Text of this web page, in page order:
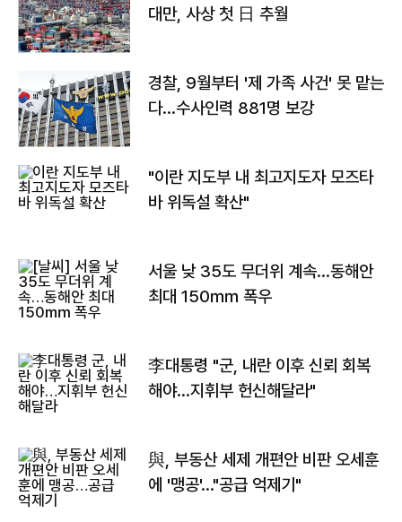
대만, 사상 첫 日 추월
경찰, 9월부터 '제 가족 사건' 못 맡는
다…수사인력 881명 보강
"이란 지도부 내 최고지도자 모즈타
바 위독설 확산"
서울 낮 35도 무더위 계속…동해안
최대 150㎜ 폭우
李대통령 "군, 내란 이후 신뢰 회복
해야…지휘부 헌신해달라"
與, 부동산 세제 개편안 비판 오세훈
에 '맹공'…"공급 억제기"